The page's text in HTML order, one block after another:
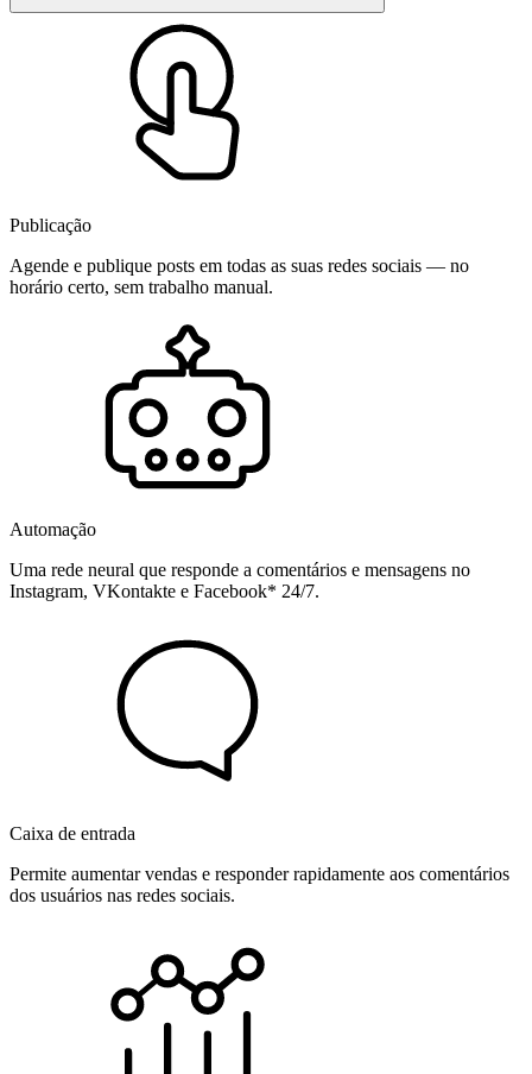
Publicação
Agende e publique posts em todas as suas redes sociais — no
horário certo, sem trabalho manual.
Automação
Uma rede neural que responde a comentários e mensagens no
Instagram, VKontakte e Facebook* 24/7.
Caixa de entrada
Permite aumentar vendas e responder rapidamente aos comentários
dos usuários nas redes sociais.